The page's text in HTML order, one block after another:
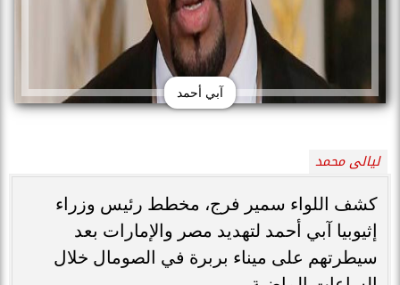
آبي أحمد
ليالى محمد
كشف اللواء سمير فرج، مخطط رئيس وزراء
إثيوبيا آبي أحمد لتهديد مصر والإمارات بعد
سيطرتهم على ميناء بربرة في الصومال خلال